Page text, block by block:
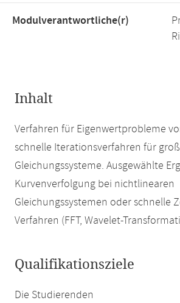
Modulverantwortliche(r)
Inhalt
Verfahren für Eigenwertprobleme
schnelle Iterationsverfahren für
Gleichungssysteme. Ausgewählte
Kurvenverfolgung bei nichtlinearen
Gleichungssystemen oder schnelle
Verfahren (FFT, Wavelet-
Qualifikationsziele
Die Studierenden